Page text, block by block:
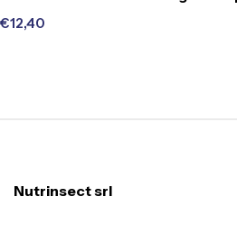
€12,40
Nutrinsect srl